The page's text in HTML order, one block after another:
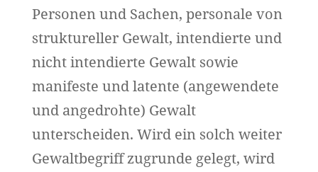
Personen und Sachen, personale von
struktureller Gewalt, intendierte und
nicht intendierte Gewalt sowie
manifeste und latente (angewendete
und angedrohte) Gewalt
unterscheiden. Wird ein solch weiter
Gewaltbegriff zugrunde gelegt, wird